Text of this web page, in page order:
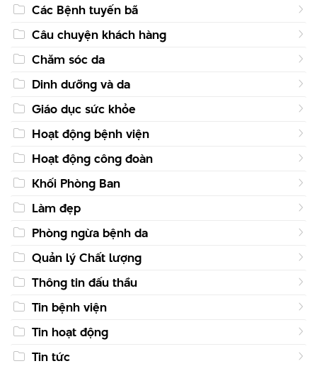
Các Bệnh tuyến bã
Câu chuyện khách hàng
Chăm sóc da
Dinh dưỡng và da
Giáo dục sức khỏe
Hoạt động bệnh viện
Hoạt động công đoàn
Khối Phòng Ban
Làm đẹp
Phòng ngừa bệnh da
Quản lý Chất lượng
Thông tin đấu thầu
Tin bệnh viện
Tin hoạt động
Tin tức